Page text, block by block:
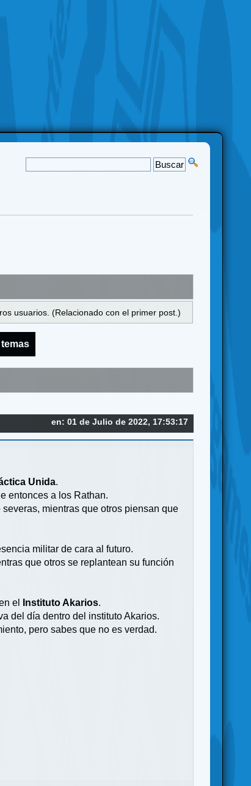
usuarios. (Relacionado con el primer post.)
en: 01 de Julio de 2022, 17:53:17
Unida.
entonces a los Rathan.
mientras que otros piensan que
militar de cara al futuro.
que otros se replantean su función
el Instituto Akarios.
del día dentro del instituto Akarios.
pero sabes que no es verdad.